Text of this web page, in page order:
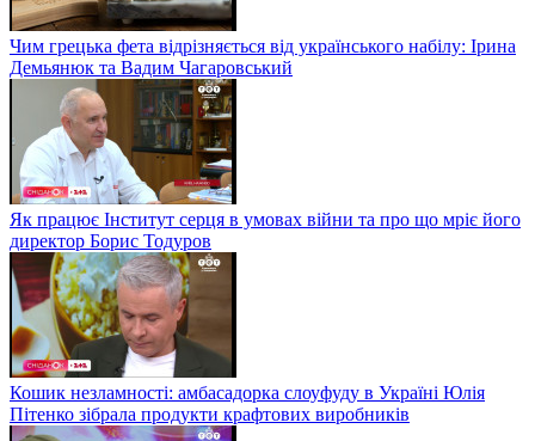
Чим грецька фета відрізняється від українського набілу: Ірина
Демьянюк та Вадим Чагаровський
Як працює Інститут серця в умовах війни та про що мріє його
директор Борис Тодуров
Кошик незламності: амбасадорка слоуфуду в Україні Юлія
Пітенко зібрала продукти крафтових виробників